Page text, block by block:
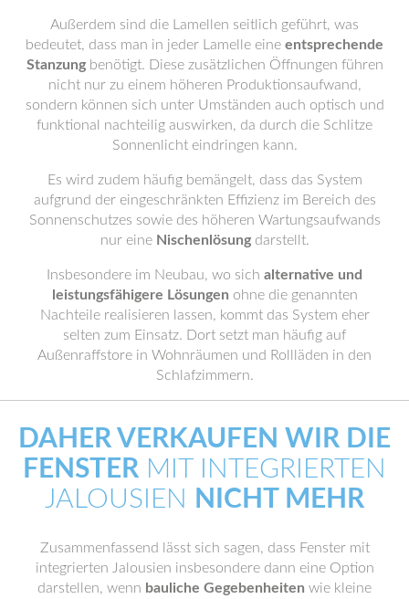
Außerdem sind die Lamellen seitlich geführt, was
bedeutet, dass man in jeder Lamelle eine entsprechende
Stanzungbenötigt. Diese zusätzlichen Öffnungen führen
nicht nur zu einem höheren Produktionsaufwand,
sondern können sich unter Umständen auch optisch und
funktional nachteilig auswirken, da durch die Schlitze
Sonnenlicht eindringen kann.
Es wird zudem häufig bemängelt, dass das System
aufgrund der eingeschränkten Effizienz im Bereich des
Sonnenschutzes sowie des höheren Wartungsaufwands
nur eine Nischenlösungdarstellt.
Insbesondere im Neubau, wo sich alternative und
leistungsfähigere Lösungen ohne die genannten
Nachteile realisieren lassen, kommt das System eher
selten zum Einsatz. Dort setzt man häufig auf
Außenraffstore in Wohnräumen und Rollläden in den
Schlafzimmern.
DAHER VERKAUFEN WIR DIE
FENSTER MIT INTEGRIERTEN
JALOUSIEN NICHT MEHR
Zusammenfassend lässt sich sagen, dass Fenster mit
integrierten Jalousien insbesondere dann eine Option
darstellen, wenn bauliche Gegebenheiten wie kleine